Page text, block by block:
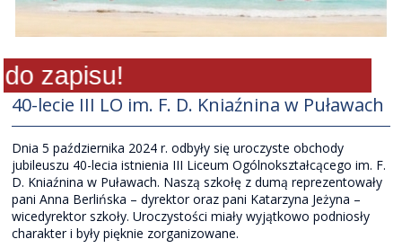
zapisu!
40-lecie III LO im. F. D. Kniaźnina w Puławach
Dnia 5 października 2024 r. odbyły się uroczyste obchody
jubileuszu 40-lecia istnienia III Liceum Ogólnokształcącego im. F.
D. Kniaźnina w Puławach. Naszą szkołę z dumą reprezentowały
pani Anna Berlińska – dyrektor oraz pani Katarzyna Jeżyna –
wicedyrektor szkoły. Uroczystości miały wyjątkowo podniosły
charakter i były pięknie zorganizowane.